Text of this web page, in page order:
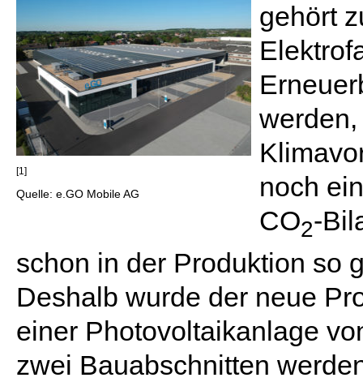
[1]
Quelle: e.GO Mobile AG
gehört
noch
CO2-
schon in der Produktion so
Deshalb wurde der neue
einer Photovoltaikanlage
zwei Bauabschnitten